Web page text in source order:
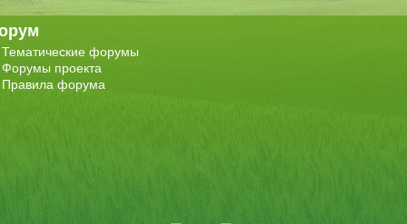
Тематические форумы
Форумы проекта
Правила форума